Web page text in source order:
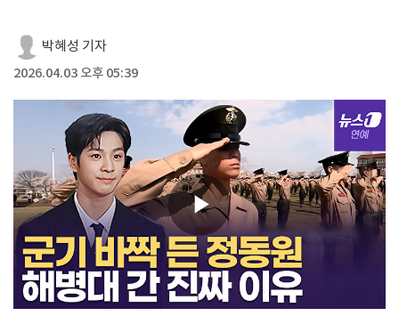
박혜성 기자
2026.04.03 오후 05:39
Play
Video